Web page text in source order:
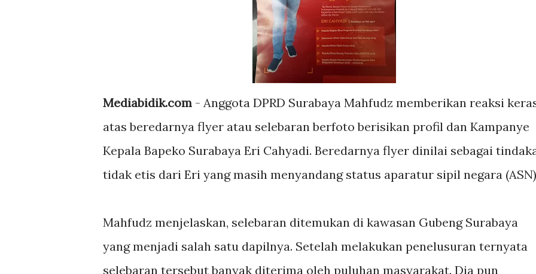
Mediabidik.com - Anggota DPRD Surabaya Mahfudz memberikan reaksi
atas beredarnya flyer atau selebaran berfoto berisikan profil dan Kampanye
Kepala Bapeko Surabaya Eri Cahyadi. Beredarnya flyer dinilai sebagai
tidak etis dari Eri yang masih menyandang status aparatur sipil negara (ASN)
Mahfudz menjelaskan, selebaran ditemukan di kawasan Gubeng Surabaya
yang menjadi salah satu dapilnya. Setelah melakukan penelusuran ternyata
selebaran tersebut banyak diterima oleh puluhan masyarakat. Dia pun